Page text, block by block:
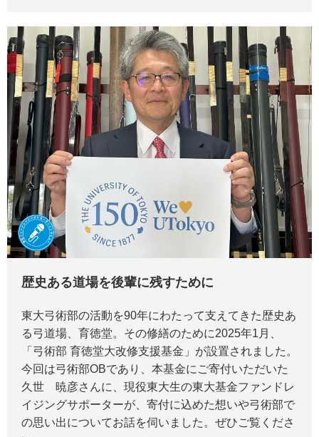
歴史ある道場を後輩に残すために
東大弓術部の活動を90年にわたって支えてきた歴史あ
る弓道場、育徳堂。その修繕のために2025年1月、
「弓術部 育徳堂大改修支援基金」が設置されました。
今回は弓術部OBであり、本基金にご寄付いただいた
久世 暁彦さんに、現役東大生の東大基金ファンドレ
イジングサポーターが、寄付に込めた想いや弓術部で
の思い出についてお話を伺いました。ぜひご覧くださ